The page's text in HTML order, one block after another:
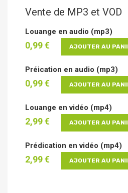
Vente de MP3 et VOD
Louange en audio (mp3)
0,99 € AJOUTER AU
Préication en audio (mp3)
0,99 € AJOUTER AU
Louange en vidéo (mp4)
2,99 € AJOUTER AU
Prédication en vidéo (mp4)
2,99 € AJOUTER AU